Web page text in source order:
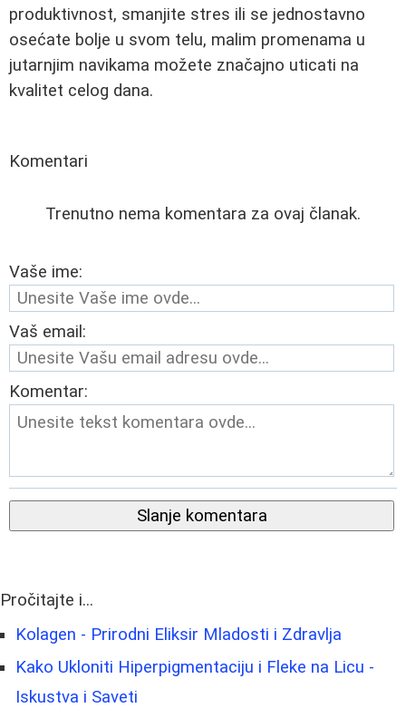
produktivnost, smanjite stres ili se jednostavno
osećate bolje u svom telu, malim promenama u
jutarnjim navikama možete značajno uticati na
kvalitet celog dana.
Komentari
Trenutno nema komentara za ovaj članak.
Vaše ime:
Vaš email:
Komentar:
Slanje komentara
Pročitajte i...
Kolagen - Prirodni Eliksir Mladosti i Zdravlja
Kako Ukloniti Hiperpigmentaciju i Fleke na Licu -
Iskustva i Saveti